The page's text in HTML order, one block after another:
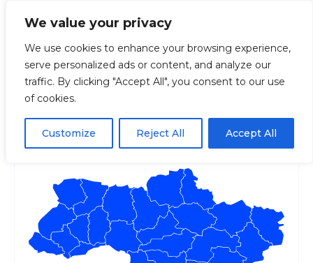
We value your privacy
We use cookies to enhance your browsing experience,
serve personalized ads or content, and analyze our
traffic. By clicking "Accept All", you consent to our use
of cookies.
Customize Reject All Accept All
Головна Android-додаток «еЧерга» для водіїв
Android-додаток «еЧерга»
для водіїв вантажівок